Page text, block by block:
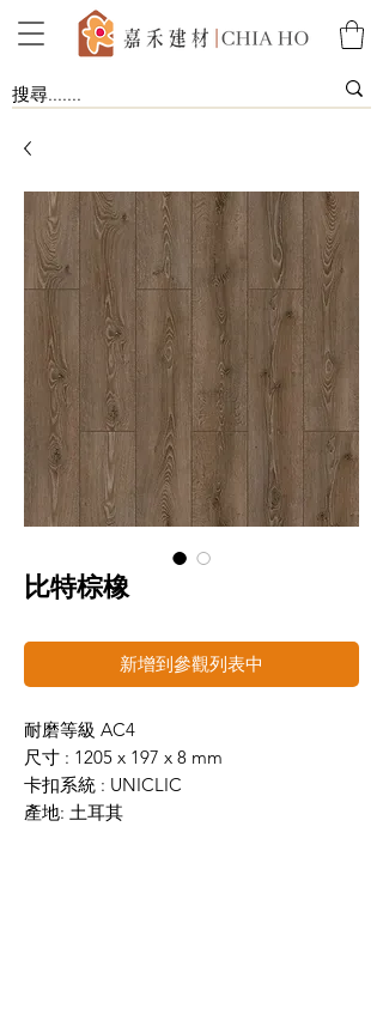
比特棕橡
新增到參觀列表中
耐磨等級 AC4
尺寸 : 1205 x 197 x 8 mm
卡扣系統 : UNICLIC
產地: 土耳其